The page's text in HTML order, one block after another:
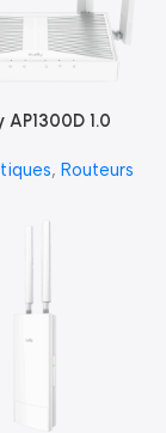
AP1300D 1.0
, Routeurs